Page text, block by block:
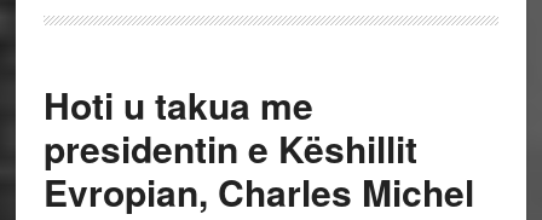
Hoti u takua me
presidentin e Këshillit
Evropian, Charles Michel